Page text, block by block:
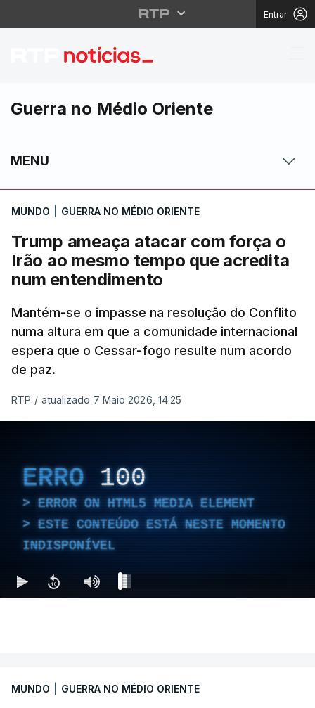
Entrar
Trump ameaça
Guerra no Médio Oriente
MENU
MUNDO GUERRA NO MÉDIO ORIENTE
Trump ameaça atacar com força o
Irão ao mesmo tempo que acredita
num entendimento
Mantém-se o impasse na resolução do Conflito
numa altura em que a comunidade internacional
espera que o Cessar-fogo resulte num acordo
de paz.
RTP / atualizado 7 Maio 2026, 14:25
ERRO 100
ERROR ON HTML5 MEDIA ELEMENT
ESTE CONTEÚDO ESTÁ NESTE MOMENTO
INDISPONÍVEL
MUNDO GUERRA NO MÉDIO ORIENTE